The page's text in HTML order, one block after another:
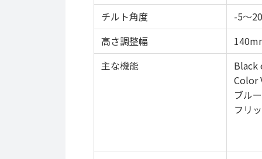
チルト角度
-5～
高さ調整幅
主な機能
Black
Color
ブル
フリ